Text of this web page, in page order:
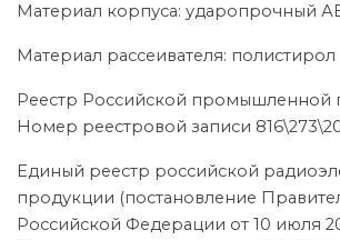
Материал корпуса: ударопрочный
Материал рассеивателя: полистирол
Реестр Российской промышленной
Номер реестровой записи
Единый реестр российской
продукции (постановление
Российской Федерации от 10 июля